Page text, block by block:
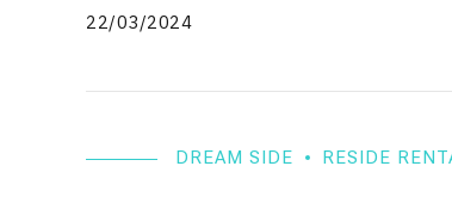
22/03/2024
DREAM SIDE RESIDE